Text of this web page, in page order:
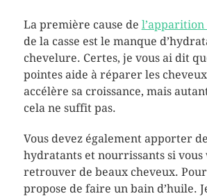
La première cause de l’apparition
de la casse est le manque
chevelure. Certes, je vous ai dit
pointes aide à réparer les cheveux
accélère sa croissance, mais
cela ne suffit pas.
Vous devez également apporter
hydratants et nourrissants si vous
retrouver de beaux cheveux.
propose de faire un bain d’huile.